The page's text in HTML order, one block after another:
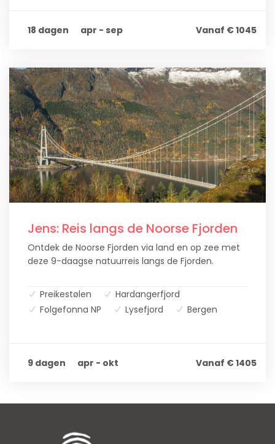
18 dagen apr - sep Vanaf € 1045
Jens: Reis langs de Noorse Fjorden
Ontdek de Noorse Fjorden via land en op zee met
deze 9-daagse natuurreis langs de Fjorden.
Preikestølen
Hardangerfjord
Folgefonna NP
Lysefjord Bergen
9 dagen apr - okt Vanaf € 1405